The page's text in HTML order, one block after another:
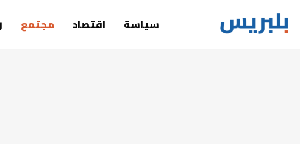
سياسة اقتصاد مجتمع